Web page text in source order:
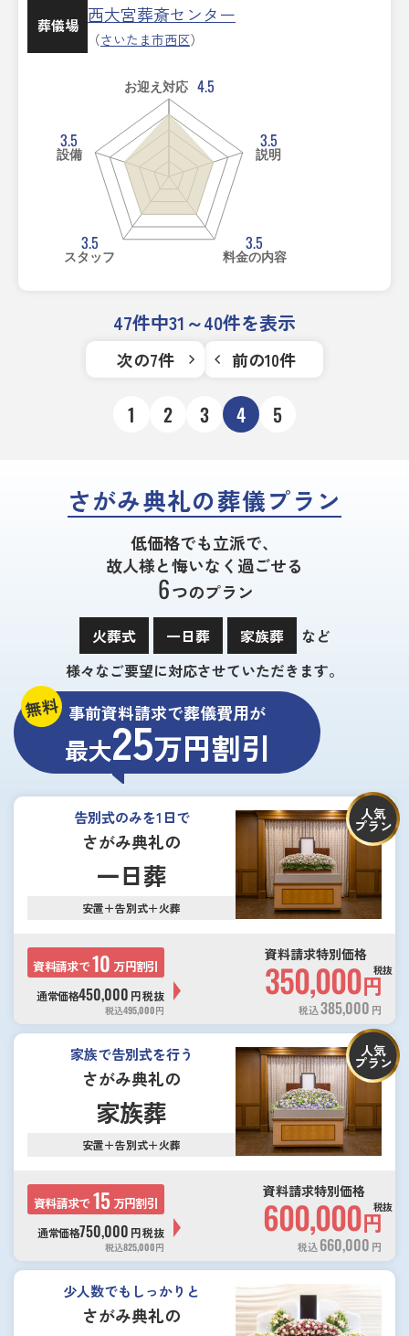
葬儀場 西大宮葬斎センター
（さいたま市西区）
お迎え対応 4.5
3.5
説明
3.5
料金の内容
3.5
スタッフ
3.5
設備
47件中31～40件を表示
前の10件
1 2 3 4 5
次の7件
さがみ典礼の葬儀プラン
低価格でも立派で、
故人様と悔いなく過ごせる
6つのプラン
火葬式 一日葬 家族葬
など
様々なご要望に対応させていただきます。
無料 事前資料請求で葬儀費用が
最大25万円割引
告別式のみを1日で
さがみ典礼の
一日葬
安置＋告別式＋火葬
人気
プラン
資料請求で10 万円割引
通常価格450,000 円税抜
税込495,000円
資料請求特別価格
350,000円
税抜
税込385,000 円
家族で告別式を行う
さがみ典礼の
家族葬
安置＋告別式＋火葬
人気
プラン
資料請求で15 万円割引
通常価格750,000 円税抜
税込825,000円
資料請求特別価格
600,000円
税抜
税込660,000 円
少人数でもしっかりと
さがみ典礼の